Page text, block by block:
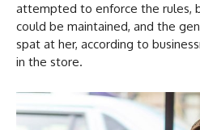
attempted to enforce the rules,
could be maintained, and the
spat at her, according to
in the store.